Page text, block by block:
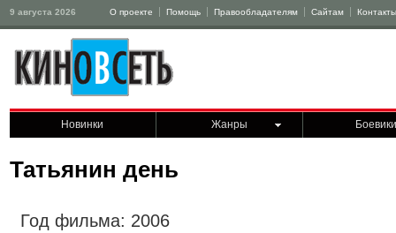
9 августа 2026 О проекте Помощь Правообладателям Сайтам Контакты
Новинки Жанры Боевики
Татьянин день
Год фильма: 2006